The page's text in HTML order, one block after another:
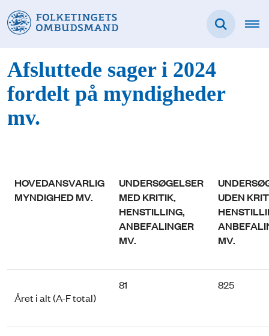
Afsluttede sager i 2024
fordelt på myndigheder
mv.
HOVEDANSVARLIG
MYNDIGHED MV.
UNDERSØGELSER
MED KRITIK,
HENSTILLING,
ANBEFALINGER
MV.
UDEN
MV.
Året i alt (A-F total)
81 825